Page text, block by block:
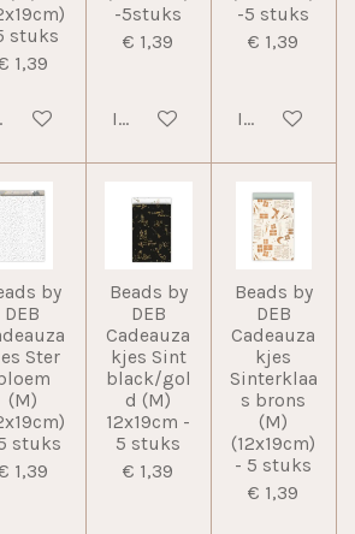
stuks
1,39
winkelwagen
-5stuks
€ 1,39
In winkelwagen
-5 stuks
€ 1,39
In
by
DEB
Ster
(M)
stuks
1,39
Beads by
DEB
Cadeauza
kjes Sint
black/gol
d (M)
12x19cm -
5 stuks
€ 1,39
Beads by
DEB
Cadeauza
kjes
Sinterklaa
s brons
(M)
(12x19cm)
- 5 stuks
€ 1,39